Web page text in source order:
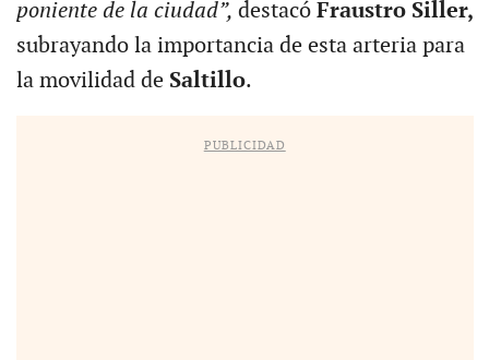
poniente de la ciudad”, destacó Fraustro Siller,
subrayando la importancia de esta arteria para
la movilidad de Saltillo.
PUBLICIDAD